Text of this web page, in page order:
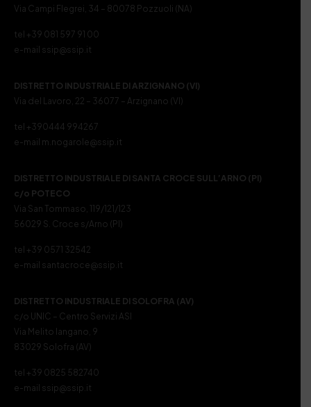
Via Campi Flegrei, 34 – 80078 Pozzuoli (NA)
tel +39 081 597 91 00
e-mail ssip@ssip.it
DISTRETTO INDUSTRIALE DI ARZIGNANO (VI)
Via del Lavoro, 22 – 36077 – Arzignano (VI)
tel +390444 994267
e-mail m.nogarole@ssip.it
DISTRETTO INDUSTRIALE DI SANTA CROCE SULL’ARNO (PI)
c/o POTECO
Via San Tommaso, 119/121/123
56029 S. Croce s/Arno (PI)
tel +39 0571 32542
e-mail santacroce@ssip.it
DISTRETTO INDUSTRIALE DI SOLOFRA (AV)
c/o UNIC – Centro Servizi ASI
Via Melito Iangano, 9
83029 Solofra (AV)
tel +39 0825 582740
e-mail ssip@ssip.it